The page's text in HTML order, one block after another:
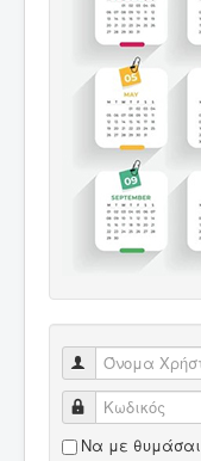
Όνομα Χρήστη
Κωδικός
Να με θυμάσαι